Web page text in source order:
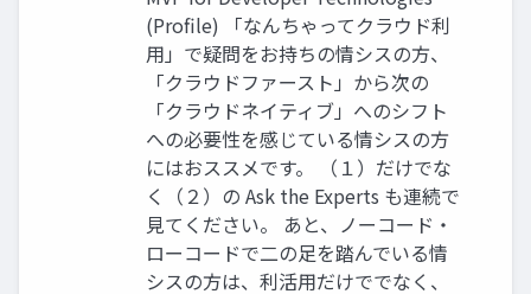
(Profile) 「なんちゃってクラウド利
用」で疑問をお持ちの情シスの方、
「クラウドファースト」から次の
「クラウドネイティブ」へのシフト
への必要性を感じている情シスの方
にはおススメです。 （１）だけでな
く（２）の Ask the Experts も連続で
見てください。 あと、ノーコード・
ローコードで二の足を踏んでいる情
シスの方は、利活用だけででなく、